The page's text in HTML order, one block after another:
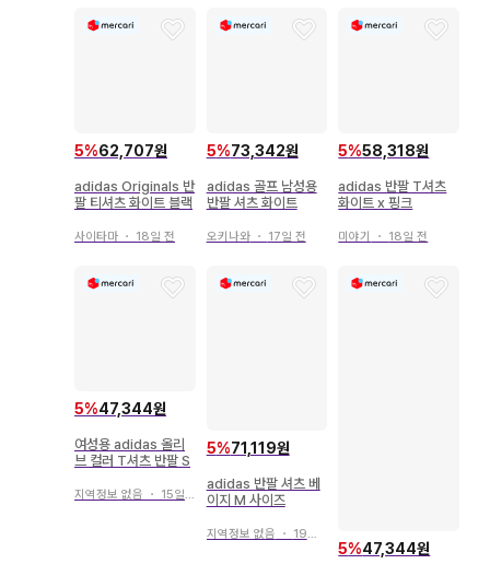
5%62,707원
adidas Originals 반
팔 티셔츠 화이트 블랙
사이타마 ・ 18일 전
5%73,342원
adidas 골프 남성용
반팔 셔츠 화이트
오키나와・ 17일 전
5%58,318원
adidas 반팔 T셔츠
화이트 x 핑크
미야기 ・ 18일 전
5%47,344원
여성용 adidas 올리
브 컬러 T셔츠 반팔 S
지역정보 없음 ・ 15일 전
5%71,119원
adidas 반팔 셔츠 베
이지 M 사이즈
지역정보 없음 ・ 19일 전
5%47,344원